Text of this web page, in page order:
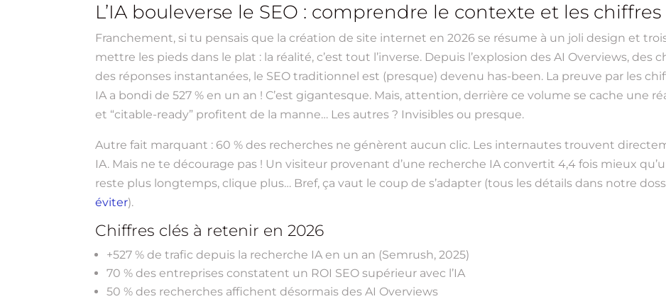
L’IA bouleverse le SEO : comprendre le contexte et les
Franchement, si tu pensais que la création de site internet en 2026 se résume à un joli design et
mettre les pieds dans le plat : la réalité, c’est tout l’inverse. Depuis l’explosion des AI Overviews, des
des réponses instantanées, le SEO traditionnel est (presque) devenu has-been. La preuve par les
IA a bondi de 527 % en un an ! C’est gigantesque. Mais, attention, derrière ce volume se cache une
et “citable-ready” profitent de la manne… Les autres ? Invisibles ou presque.
Autre fait marquant : 60 % des recherches ne génèrent aucun clic. Les internautes trouvent
IA. Mais ne te décourage pas ! Un visiteur provenant d’une recherche IA convertit 4,4 fois mieux
reste plus longtemps, clique plus… Bref, ça vaut le coup de s’adapter (tous les détails dans notre
éviter).
Chiffres clés à retenir en 2026
+527 % de trafic depuis la recherche IA en un an (Semrush, 2025)
70 % des entreprises constatent un ROI SEO supérieur avec l’IA
50 % des recherches affichent désormais des AI Overviews